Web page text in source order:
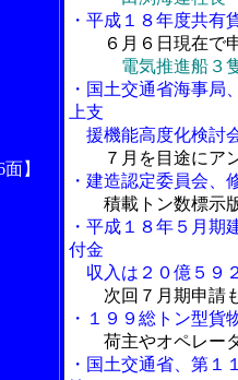
】
・平成１８年度共有
６月６日現在で
電気推進船３
・国土交通省海事局
上支
援機能高度化検討
７月を目途にア
・建造認定委員会、
積載トン数標示
・平成１８年５月期
付金
収入は２０億５９
次回７月期申請
・１９９総トン型貨
荷主やオペレー
・国土交通省、第１